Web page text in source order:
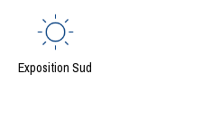
Exposition Sud